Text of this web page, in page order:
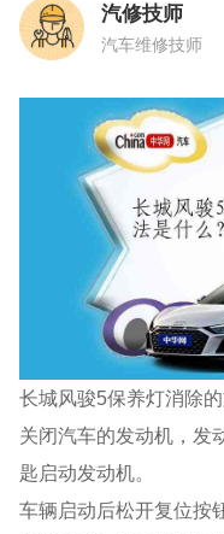
汽修技师
汽车维修技师
长城风骏5保养灯消除的
关闭汽车的发动机，发
匙启动发动机。
车辆启动后松开复位按